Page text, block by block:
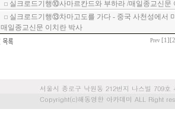
실크로드기행⑩사마르칸드와 부하라 /매일종교신문
실크로드기행⑬차마고도를 가다 - 중국 사천성에서
매일종교신문 이치란 박사
Prev [1]